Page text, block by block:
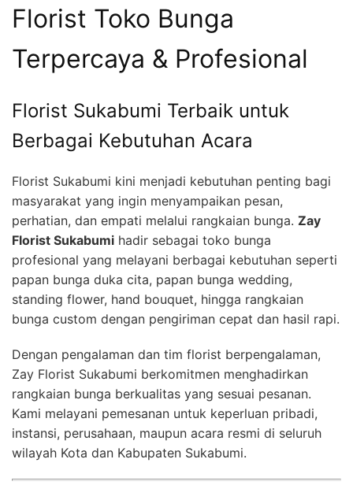
Florist Toko Bunga
Terpercaya & Profesional
Florist Sukabumi Terbaik untuk
Berbagai Kebutuhan Acara
Florist Sukabumi kini menjadi kebutuhan penting bagi
masyarakat yang ingin menyampaikan pesan,
perhatian, dan empati melalui rangkaian bunga. Zay
Florist Sukabumi hadir sebagai toko bunga
profesional yang melayani berbagai kebutuhan seperti
papan bunga duka cita, papan bunga wedding,
standing flower, hand bouquet, hingga rangkaian
bunga custom dengan pengiriman cepat dan hasil rapi.
Dengan pengalaman dan tim florist berpengalaman,
Zay Florist Sukabumi berkomitmen menghadirkan
rangkaian bunga berkualitas yang sesuai pesanan.
Kami melayani pemesanan untuk keperluan pribadi,
instansi, perusahaan, maupun acara resmi di seluruh
wilayah Kota dan Kabupaten Sukabumi.